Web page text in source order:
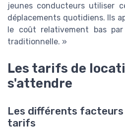
jeunes conducteurs utiliser
déplacements quotidiens. Ils
le coût relativement bas
traditionnelle. »
Les tarifs de
s'attendre
Les différents
tarifs